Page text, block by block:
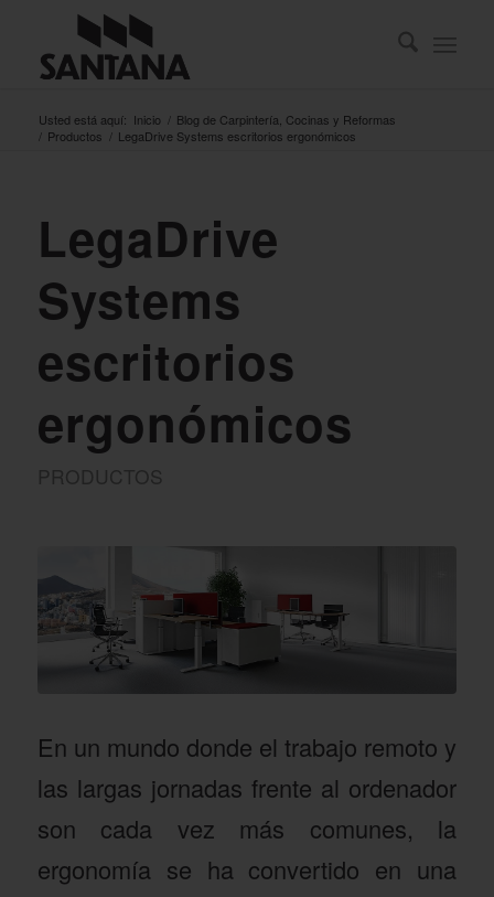
Usted está aquí: Inicio / Blog de Carpintería, Cocinas y Reformas
/ Productos / LegaDrive Systems escritorios ergonómicos
LegaDrive
Systems
escritorios
ergonómicos
PRODUCTOS
En un mundo donde el trabajo remoto y
las largas jornadas frente al ordenador
son cada vez más comunes, la
ergonomía se ha convertido en una